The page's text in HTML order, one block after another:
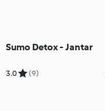
Sumo Detox - Jantar
3.0 (9)